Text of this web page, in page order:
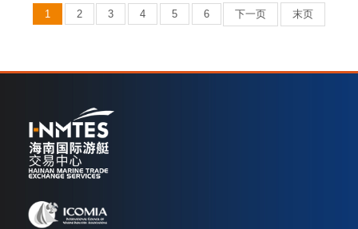
1 2 3 4 5 6 下一页 末页